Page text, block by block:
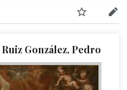
González, Pedro